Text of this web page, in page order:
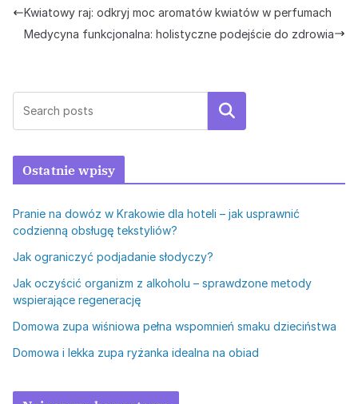
Kwiatowy raj: odkryj moc aromatów kwiatów w perfumach
Medycyna funkcjonalna: holistyczne podejście do zdrowia
Szukaj
Ostatnie wpisy
Pranie na dowóz w Krakowie dla hoteli – jak usprawnić
codzienną obsługę tekstyliów?
Jak ograniczyć podjadanie słodyczy?
Jak oczyścić organizm z alkoholu – sprawdzone metody
wspierające regenerację
Domowa zupa wiśniowa pełna wspomnień smaku dzieciństwa
Domowa i lekka zupa ryżanka idealna na obiad